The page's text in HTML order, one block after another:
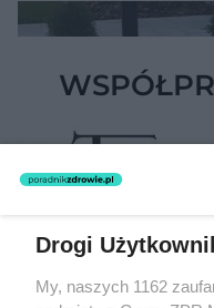
Drogi
My, naszych 1162